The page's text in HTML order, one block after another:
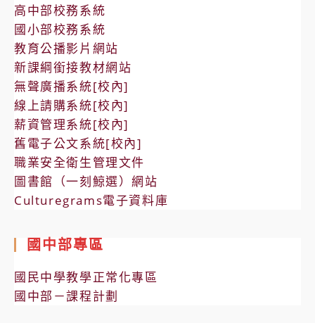
高中部校務系統
國小部校務系統
教育公播影片網站
新課綱銜接教材網站
無聲廣播系統[校內]
線上請購系統[校內]
薪資管理系統[校內]
舊電子公文系統[校內]
職業安全衛生管理文件
圖書館（一刻鯨選）網站
Culturegrams電子資料庫
國中部專區
國民中學教學正常化專區
國中部－課程計劃